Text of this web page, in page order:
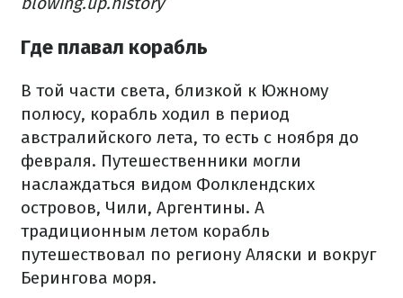
Где плавал корабль
В той части света, близкой к Южному
полюсу, корабль ходил в период
австралийского лета, то есть с ноября до
февраля. Путешественники могли
наслаждаться видом Фолклендских
островов, Чили, Аргентины. А
традиционным летом корабль
путешествовал по региону Аляски и вокруг
Берингова моря.